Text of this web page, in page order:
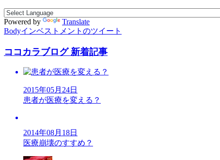
Powered by
Translate
Bodyインベストメントのツイート
ココカラブログ 新着記事
2015年05月24日
患者が医療を変える？
2014年08月18日
医療崩壊のすすめ？